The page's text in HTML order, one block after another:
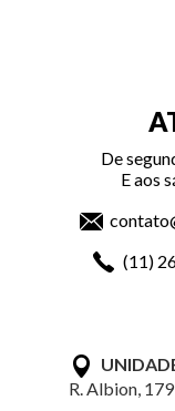
De
E aos
(11)
R. Albion,